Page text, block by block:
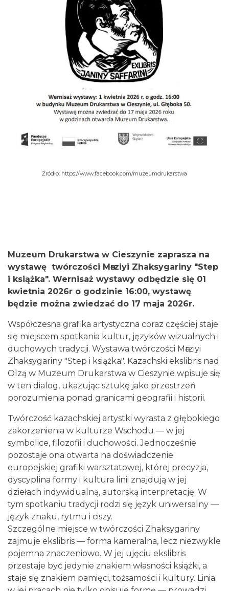
2026-08-14
0.09 km
Cieszyn
2026-08-08
0.09 km
Cieszyn
2026-08-22
0.09 km
Źródło: https://www.facebook.com/muzeumdrukarstwa
Muzeum Drukarstwa w Cieszynie zaprasza na
wystawę twórczości Mәrziyi Zhaksygariny "Step
i książka". Wernisaż wystawy odbędzie się 01
kwietnia 2026r o godzinie 16:00, wystawę
będzie można zwiedzać do 17 maja 2026r.
Współczesna grafika artystyczna coraz częściej staje
się miejscem spotkania kultur, języków wizualnych i
duchowych tradycji. Wystawa twórczości Mәrziyi
Zhaksygariny "Step i książka". Kazachski ekslibris nad
Olzą w Muzeum Drukarstwa w Cieszynie wpisuje się
w ten dialog, ukazując sztukę jako przestrzeń
porozumienia ponad granicami geografii i historii.
Twórczość kazachskiej artystki wyrasta z głębokiego
zakorzenienia w kulturze Wschodu — w jej
symbolice, filozofii i duchowości. Jednocześnie
pozostaje ona otwarta na doświadczenie
europejskiej grafiki warsztatowej, której precyzja,
dyscyplina formy i kultura linii znajdują w jej
dziełach indywidualną, autorską interpretację. W
tym spotkaniu tradycji rodzi się język uniwersalny —
język znaku, rytmu i ciszy.
Szczególne miejsce w twórczości Zhaksygariny
zajmuje ekslibris — forma kameralna, lecz niezwykle
pojemna znaczeniowo. W jej ujęciu ekslibris
przestaje być jedynie znakiem własności książki, a
staje się znakiem pamięci, tożsamości i kultury. Linia